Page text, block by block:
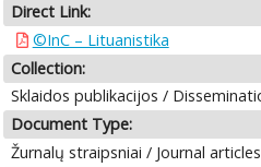
Direct Link:
©InC – Lituanistika
Collection:
Sklaidos publikacijos /
Document Type:
Žurnalų straipsniai / Journal articles